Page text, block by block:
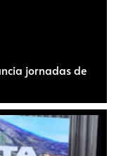
jornadas de